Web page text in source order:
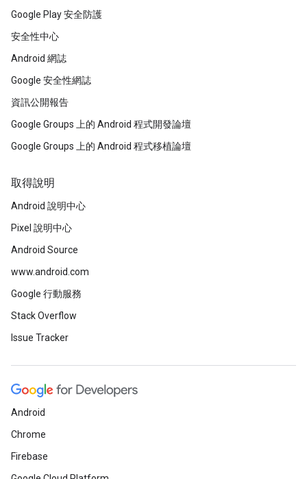
Google Play 安全防護
安全性中心
Android 網誌
Google 安全性網誌
資訊公開報告
Google Groups 上的 Android 程式開發論壇
Google Groups 上的 Android 程式移植論壇
取得說明
Android 說明中心
Pixel 說明中心
Android Source
www.android.com
Google 行動服務
Stack Overflow
Issue Tracker
Android
Chrome
Firebase